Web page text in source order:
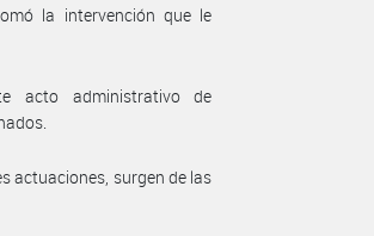
la intervención que le
acto administrativo de
actuaciones, surgen de las